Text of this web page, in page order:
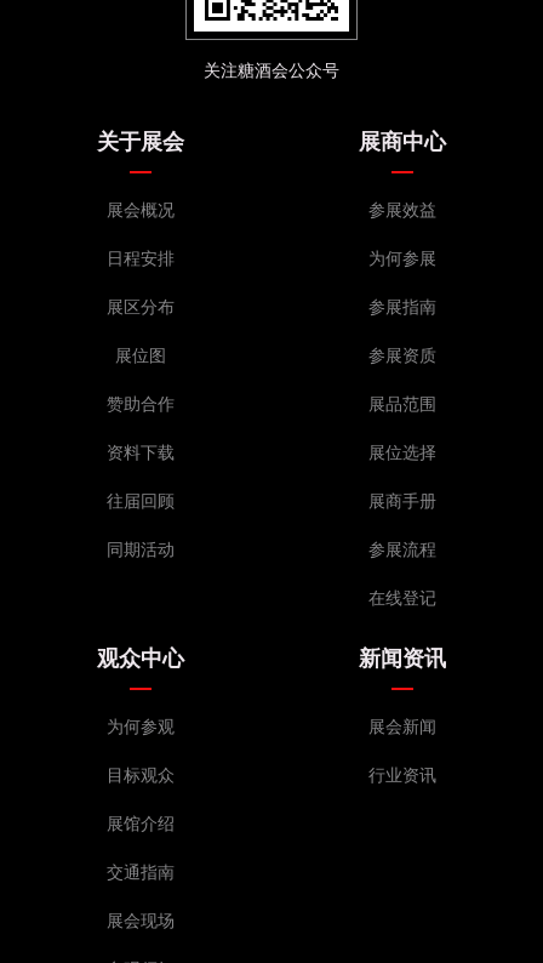
关注糖酒会公众号
关于展会
展会概况
日程安排
展区分布
展位图
赞助合作
资料下载
往届回顾
同期活动
展商中心
参展效益
为何参展
参展指南
参展资质
展品范围
展位选择
展商手册
参展流程
在线登记
观众中心
为何参观
目标观众
展馆介绍
交通指南
展会现场
新闻资讯
展会新闻
行业资讯